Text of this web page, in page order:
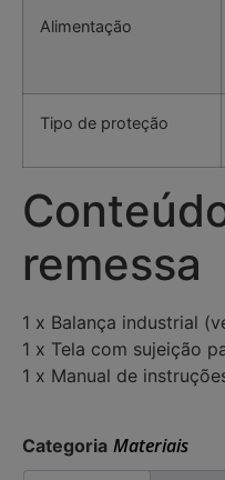
Alimentação
Tipo de proteção
remessa
1 x Balança industrial
1 x Tela com sujeição
1 x Manual de
Categoria Materiais